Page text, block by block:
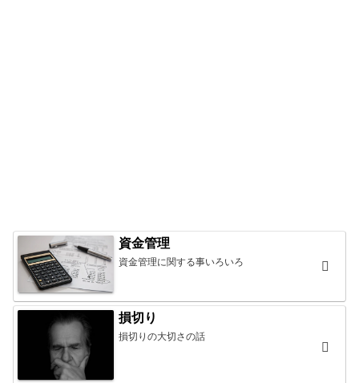
資金管理
資金管理に関する事いろいろ
損切り
損切りの大切さの話